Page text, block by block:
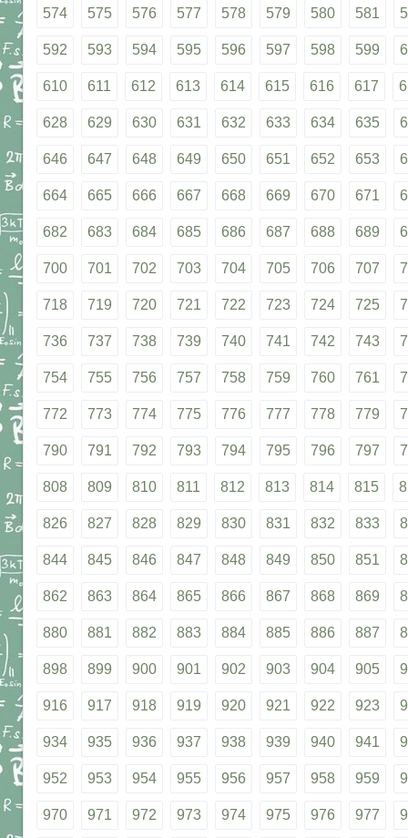
574 575 576 577 578 579 580 581
592 593 594 595 596 597 598 599
610 611 612 613 614 615 616 617
628 629 630 631 632 633 634 635
646 647 648 649 650 651 652 653
664 665 666 667 668 669 670 671
682 683 684 685 686 687 688 689
700 701 702 703 704 705 706 707
718 719 720 721 722 723 724 725
736 737 738 739 740 741 742 743
754 755 756 757 758 759 760 761
772 773 774 775 776 777 778 779
790 791 792 793 794 795 796 797
808 809 810 811 812 813 814 815
826 827 828 829 830 831 832 833
844 845 846 847 848 849 850 851
862 863 864 865 866 867 868 869
880 881 882 883 884 885 886 887
898 899 900 901 902 903 904 905
916 917 918 919 920 921 922 923
934 935 936 937 938 939 940 941
952 953 954 955 956 957 958 959
970 971 972 973 974 975 976 977